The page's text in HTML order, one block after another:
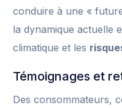
conduire à une «
la dynamique actuelle
climatique et les
Témoignages et
Des consommateurs,